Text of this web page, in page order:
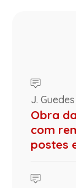
J.
Obra
com
postes